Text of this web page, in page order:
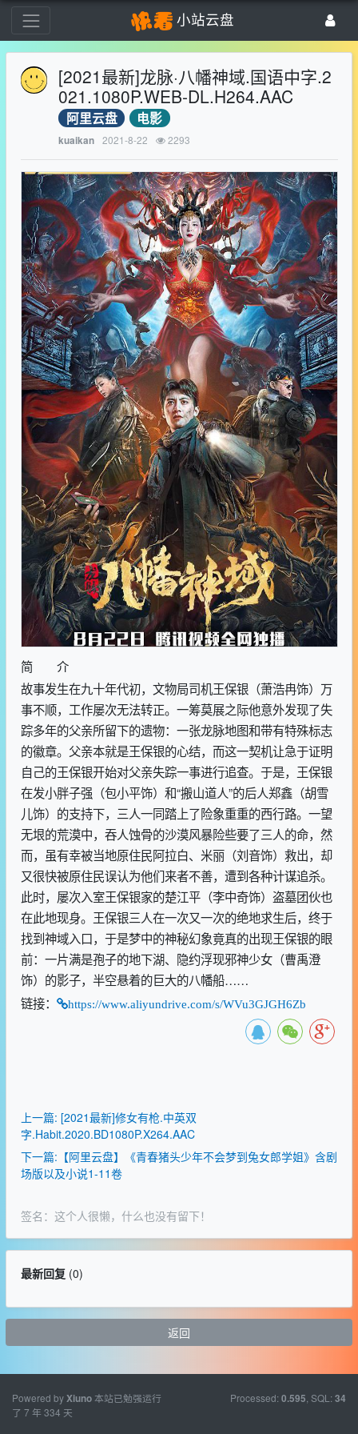
小站云盘
[2021最新]龙脉·八幡神域.国语中字.2
021.1080P.WEB-DL.H264.AAC
阿里云盘 电影
kuaikan 2021-8-22 2293
简 介
故事发生在九十年代初，文物局司机王保银（萧浩冉饰）万
事不顺，工作屡次无法转正。一筹莫展之际他意外发现了失
踪多年的父亲所留下的遗物：一张龙脉地图和带有特殊标志
的徽章。父亲本就是王保银的心结，而这一契机让急于证明
自己的王保银开始对父亲失踪一事进行追查。于是，王保银
在发小胖子强（包小平饰）和“搬山道人”的后人郑鑫（胡雪
儿饰）的支持下，三人一同踏上了险象重重的西行路。一望
无垠的荒漠中，吞人蚀骨的沙漠风暴险些要了三人的命，然
而，虽有幸被当地原住民阿拉白、米丽（刘音饰）救出，却
又很快被原住民误认为他们来者不善，遭到各种计谋追杀。
此时，屡次入室王保银家的楚江平（李中奇饰）盗墓团伙也
在此地现身。王保银三人在一次又一次的绝地求生后，终于
找到神域入口，于是梦中的神秘幻象竟真的出现王保银的眼
前：一片满是孢子的地下湖、隐约浮现邪神少女（曹禹澄
饰）的影子，半空悬着的巨大的八幡船……
链接：
https://www.aliyundrive.com/s/WVu3GJGH6Zb
上一篇: [2021最新]修女有枪.中英双
字.Habit.2020.BD1080P.X264.AAC
下一篇:【阿里云盘】《青春猪头少年不会梦到兔女郎学姐》含剧
场版以及小说1-11卷
签名：这个人很懒，什么也没有留下！
最新回复(0)
返回
Powered byXiuno本站已勉强运行
了 7 年 334 天
Processed: 0.595 , SQL: 34